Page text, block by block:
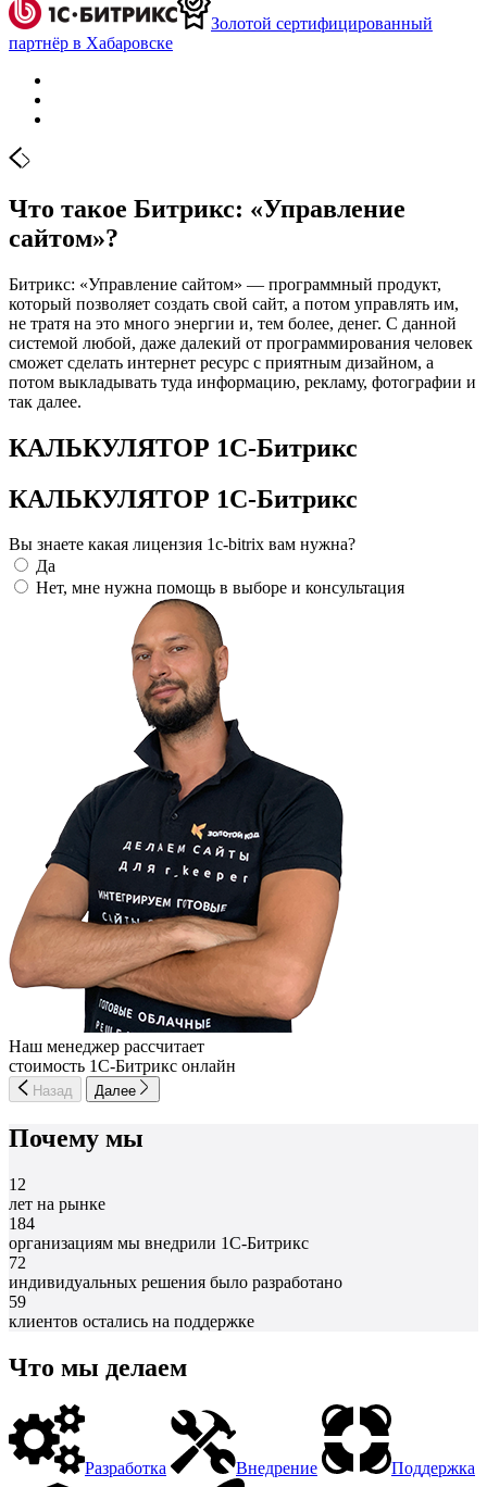
Золотой сертифицированный
партнёр в Хабаровске
Что такое Битрикс: «Управление
сайтом»?
Битрикс: «Управление сайтом» — программный продукт,
который позволяет создать свой сайт, а потом управлять им,
не тратя на это много энергии и, тем более, денег. С данной
системой любой, даже далекий от программирования человек
сможет сделать интернет ресурс с приятным дизайном, а
потом выкладывать туда информацию, рекламу, фотографии и
так далее.
КАЛЬКУЛЯТОР 1С-Битрикс
КАЛЬКУЛЯТОР 1С-Битрикс
Вы знаете какая лицензия 1c-bitrix вам нужна?
Да
Нет, мне нужна помощь в выборе и консультация
Наш менеджер рассчитает
стоимость 1С-Битрикс онлайн
Назад Далее
Почему мы
12
лет на рынке
184
организациям мы внедрили 1С-Битрикс
72
индивидуальных решения было разработано
59
клиентов остались на поддержке
Что мы делаем
Разработка Внедрение Поддержка